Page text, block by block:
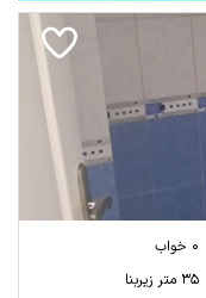
0 خواب
35 متر زیربنا